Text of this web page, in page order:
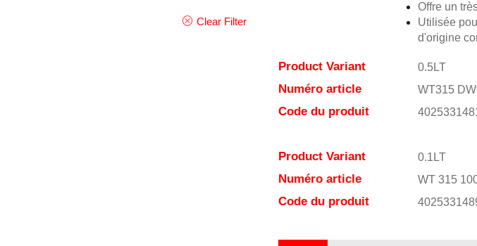
Clear Filter
Offre un
Utilisée
d'origine
Product Variant 0.5LT
Numéro article WT315
Code du produit
Product Variant 0.1LT
Numéro article WT 315
Code du produit